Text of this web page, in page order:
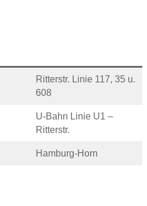
Ritterstr. Linie 117, 35 u.
608
U-Bahn Linie U1 –
Ritterstr.
Hamburg-Horn